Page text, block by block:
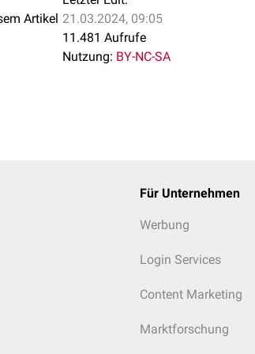
kann man folgende Plazentaformen vorfinden:
epitheliochorialis
Nondeciduata
Pfd. = Pferd, Wdk. = Wiederkäuer, Schw. = Schwein
Artikel 21.03.2024, 09:05
11.481 Aufrufe
Nutzung: BY-NC-SA
Für Unternehmen
Werbung
Login Services
Content Marketing
Marktforschung